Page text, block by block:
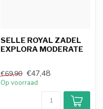
SELLE ROYAL ZADEL
EXPLORA MODERATE
€69,90 €47,48
Op voorraad